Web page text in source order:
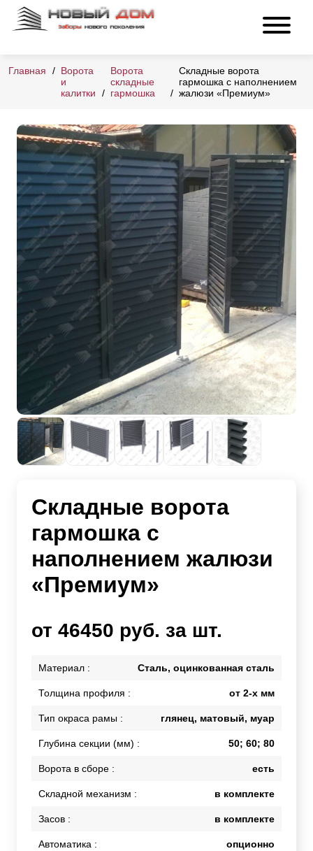
Главная
Ворота
и
калитки
Ворота
складные
гармошка
Складные ворота
гармошка с наполнением
жалюзи «Премиум»
Складные ворота
гармошка с
наполнением жалюзи
«Премиум»
от 46450 руб. за шт.
Материал : Сталь, оцинкованная сталь
Толщина профиля : от 2-х мм
Тип окраса рамы : глянец, матовый, муар
Глубина секции (мм) : 50; 60; 80
Ворота в сборе : есть
Складной механизм : в комплекте
Засов : в комплекте
Автоматика : опционно